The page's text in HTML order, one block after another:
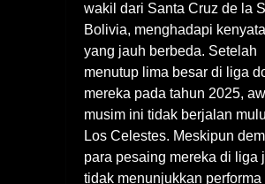
wakil dari Santa Cruz de la
Bolivia, menghadapi
yang jauh berbeda. Setelah
menutup lima besar di liga
mereka pada tahun 2025,
musim ini tidak berjalan
Los Celestes. Meskipun
para pesaing mereka di liga
tidak menunjukkan performa